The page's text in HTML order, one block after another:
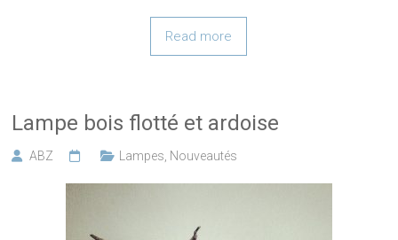
Read more
Lampe bois flotté et ardoise
ABZ Lampes Nouveautés